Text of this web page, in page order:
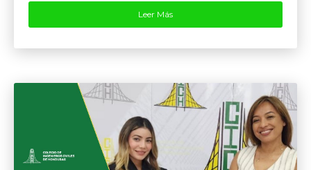
Leer Más